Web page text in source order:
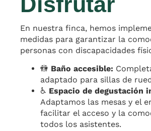
En nuestra finca, hemos
medidas para garantizar la
personas con discapacidades
🚻 Baño accesible:
adaptado para sillas de
♿ Espacio de degustación
Adaptamos las mesas y el
facilitar el acceso y la
todos los asistentes.